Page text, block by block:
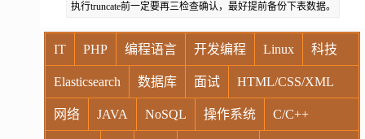
执行truncate前一定要再三检查确认，最好提前备份下表数据。
IT PHP 编程语言 开发编程 Linux 科技
Elasticsearch 数据库 面试 HTML/CSS/XML
网络 JAVA NoSQL 操作系统 C/C++